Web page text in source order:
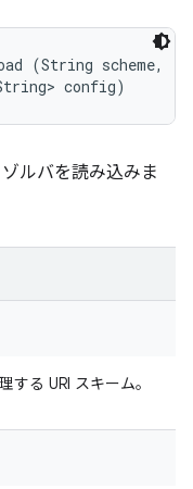
(String scheme,
config)
ルバを読み込みま
る URI スキーム。